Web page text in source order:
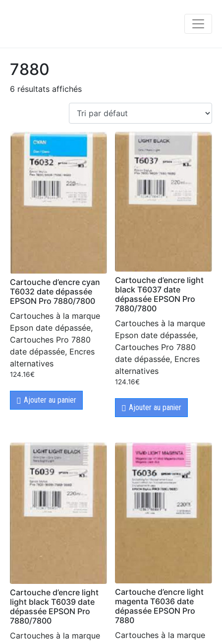
7880
6 résultats affichés
Cartouche d’encre cyan
T6032 date dépassée
EPSON Pro 7880/7800
Cartouches à la marque
Epson date dépassée,
Cartouches Pro 7880
date dépassée, Encres
alternatives
124.16€
Ajouter au panier
Cartouche d’encre light
black T6037 date
dépassée EPSON Pro
7880/7800
Cartouches à la marque
Epson date dépassée,
Cartouches Pro 7880
date dépassée, Encres
alternatives
124.16€
Ajouter au panier
Cartouche d’encre light
light black T6039 date
dépassée EPSON Pro
7880/7800
Cartouches à la marque
Cartouche d’encre light
magenta T6036 date
dépassée EPSON Pro
7880
Cartouches à la marque